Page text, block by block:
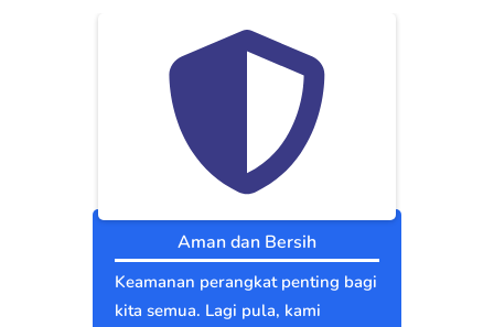
Aman dan Bersih
Keamanan perangkat penting bagi
kita semua. Lagi pula, kami